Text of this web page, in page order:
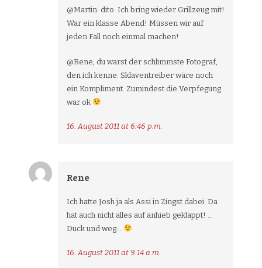
@Martin: dito. Ich bring wieder Grillzeug mit!
War ein klasse Abend! Müssen wir auf
jeden Fall noch einmal machen!
@Rene, du warst der schlimmste Fotograf,
den ich kenne. Sklaventreiber wäre noch
ein Kompliment. Zumindest die Verpfegung
war ok
16. August 2011 at 6:46 p.m.
Rene
Ich hatte Josh ja als Assi in Zingst dabei. Da
hat auch nicht alles auf anhieb geklappt! …
Duck und weg…
16. August 2011 at 9:14 a.m.